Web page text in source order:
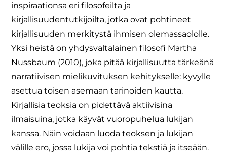
inspiraationsa eri filosofeilta ja
kirjallisuudentutkijoilta, jotka ovat pohtineet
kirjallisuuden merkitystä ihmisen olemassaololle.
Yksi heistä on yhdysvaltalainen filosofi Martha
Nussbaum (2010), joka pitää kirjallisuutta tärkeänä
narratiivisen mielikuvituksen kehitykselle: kyvylle
asettua toisen asemaan tarinoiden kautta.
Kirjallisia teoksia on pidettävä aktiivisina
ilmaisuina, jotka käyvät vuoropuhelua lukijan
kanssa. Näin voidaan luoda teoksen ja lukijan
välille ero, jossa lukija voi pohtia tekstiä ja itseään.